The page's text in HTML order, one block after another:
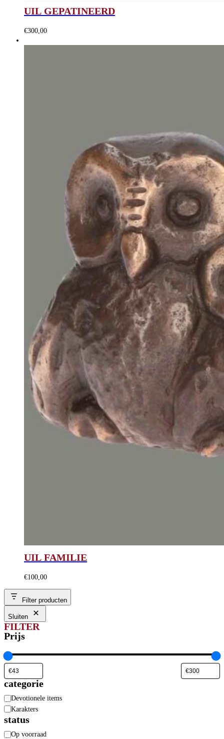
UIL GEPATINEERD
€300,00
UIL FAMILIE
€100,00
Filter producten
Sluiten
FILTER
Prijs
categorie
Categorie
Devotionele items
Karakters
status
Beschikbaarheid
Op voorraad